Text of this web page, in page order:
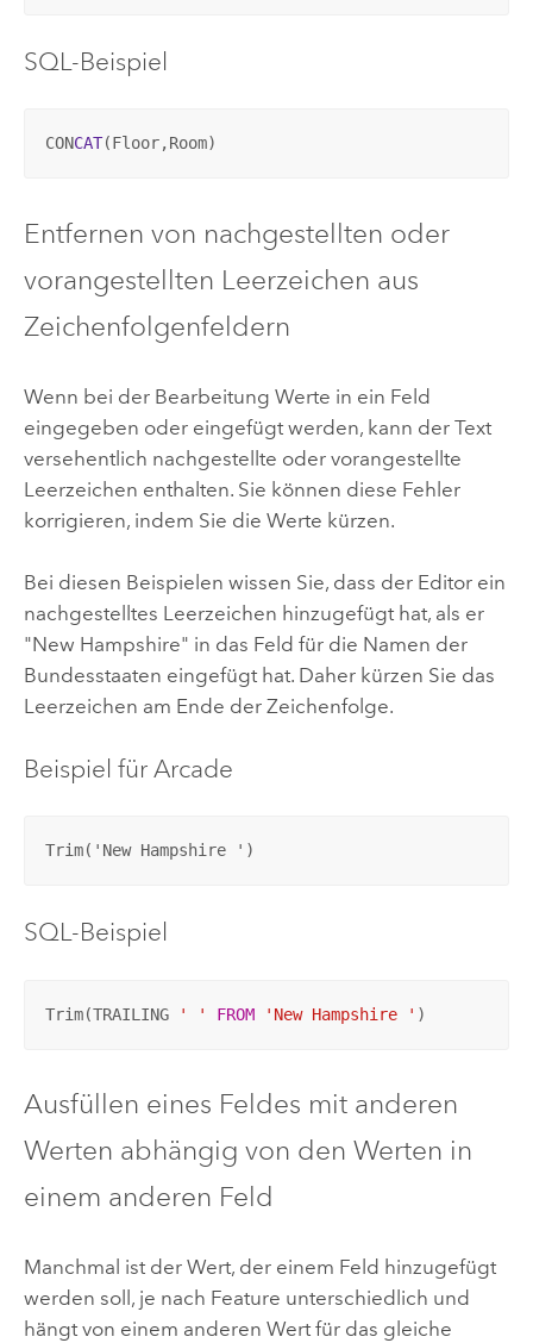
SQL-Beispiel
CONCAT(Floor,Room)
Entfernen von nachgestellten oder
vorangestellten Leerzeichen aus
Zeichenfolgenfeldern
Wenn bei der Bearbeitung Werte in ein Feld
eingegeben oder eingefügt werden, kann der Text
versehentlich nachgestellte oder vorangestellte
Leerzeichen enthalten. Sie können diese Fehler
korrigieren, indem Sie die Werte kürzen.
Bei diesen Beispielen wissen Sie, dass der Editor ein
nachgestelltes Leerzeichen hinzugefügt hat, als er
"New Hampshire" in das Feld für die Namen der
Bundesstaaten eingefügt hat. Daher kürzen Sie das
Leerzeichen am Ende der Zeichenfolge.
Beispiel fürArcade
Trim('New Hampshire ')
SQL-Beispiel
Trim(TRAILING ' ' FROM 'New Hampshire ' )
Ausfüllen eines Feldes mit anderen
Werten abhängig von den Werten in
einem anderen Feld
Manchmal ist der Wert, der einem Feld hinzugefügt
werden soll, je nach Feature unterschiedlich und
hängt von einem anderen Wert für das gleiche